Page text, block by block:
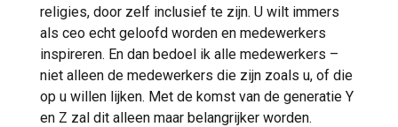
religies, door zelf inclusief te zijn. U wilt immers
als ceo echt geloofd worden en medewerkers
inspireren. En dan bedoel ik alle medewerkers –
niet alleen de medewerkers die zijn zoals u, of die
op u willen lijken. Met de komst van de generatie Y
en Z zal dit alleen maar belangrijker worden.